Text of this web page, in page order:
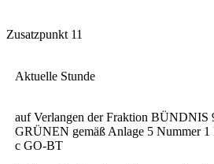
Zusatzpunkt 11
Aktuelle Stunde
auf Verlangen der Fraktion BÜNDNIS
GRÜNEN gemäß Anlage 5 Nummer 1
c GO-BT